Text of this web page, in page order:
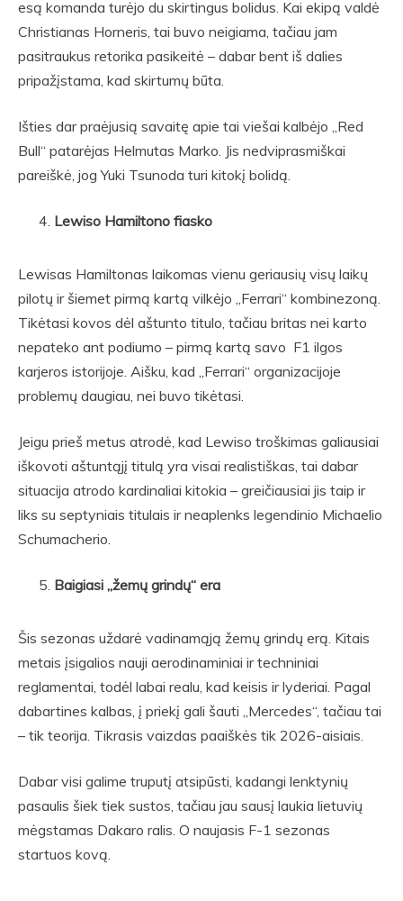
esą komanda turėjo du skirtingus bolidus. Kai ekipą valdė
Christianas Horneris, tai buvo neigiama, tačiau jam
pasitraukus retorika pasikeitė – dabar bent iš dalies
pripažįstama, kad skirtumų būta.
Išties dar praėjusią savaitę apie tai viešai kalbėjo „Red
Bull“ patarėjas Helmutas Marko. Jis nedviprasmiškai
pareiškė, jog Yuki Tsunoda turi kitokį bolidą.
Lewiso Hamiltono fiasko
Lewisas Hamiltonas laikomas vienu geriausių visų laikų
pilotų ir šiemet pirmą kartą vilkėjo „Ferrari“ kombinezoną.
Tikėtasi kovos dėl aštunto titulo, tačiau britas nei karto
nepateko ant podiumo – pirmą kartą savo F1 ilgos
karjeros istorijoje. Aišku, kad „Ferrari“ organizacijoje
problemų daugiau, nei buvo tikėtasi.
Jeigu prieš metus atrodė, kad Lewiso troškimas galiausiai
iškovoti aštuntąjį titulą yra visai realistiškas, tai dabar
situacija atrodo kardinaliai kitokia – greičiausiai jis taip ir
liks su septyniais titulais ir neaplenks legendinio Michaelio
Schumacherio.
Baigiasi „žemų grindų“ era
Šis sezonas uždarė vadinamąją žemų grindų erą. Kitais
metais įsigalios nauji aerodinaminiai ir techniniai
reglamentai, todėl labai realu, kad keisis ir lyderiai. Pagal
dabartines kalbas, į priekį gali šauti „Mercedes“, tačiau tai
– tik teorija. Tikrasis vaizdas paaiškės tik 2026-aisiais.
Dabar visi galime truputį atsipūsti, kadangi lenktynių
pasaulis šiek tiek sustos, tačiau jau sausį laukia lietuvių
mėgstamas Dakaro ralis. O naujasis F-1 sezonas
startuos kovą.